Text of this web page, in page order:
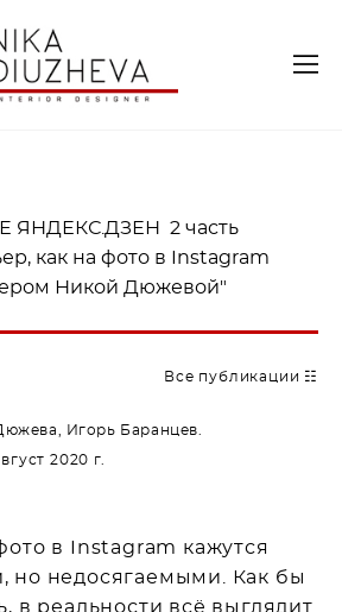
ЯНДЕКС.ДЗЕН 2 часть
как на фото в Instagram
Никой Дюжевой"
Все публикации ☷
Игорь Баранцев.
2020 г.
в Instagram кажутся
но недосягаемыми. Как бы
в реальности всё выглядит